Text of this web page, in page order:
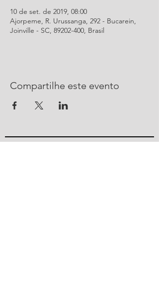
10 de set. de 2019, 08:00
Ajorpeme, R. Urussanga, 292 - Bucarein,
Joinville - SC, 89202-400, Brasil
Compartilhe este evento